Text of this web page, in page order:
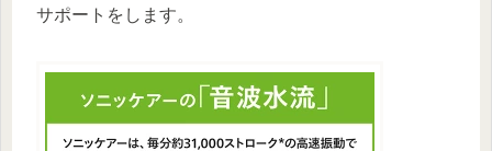
サポートをします。